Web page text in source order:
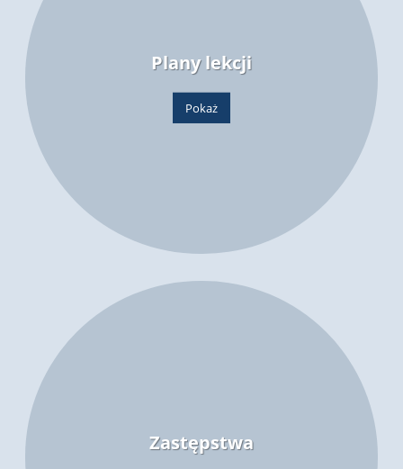
Plany lekcji
Pokaż
Zastępstwa